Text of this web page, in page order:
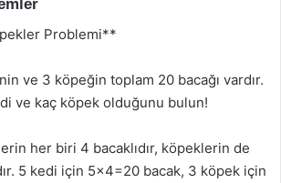
Problemi**
ve 3 köpeğin toplam 20 bacağı vardır.
ve kaç köpek olduğunu bulun!
her biri 4 bacaklıdır, köpeklerin de
5 kedi için 5×4=20 bacak, 3 köpek için